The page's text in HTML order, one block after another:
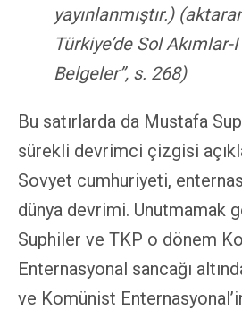
yayınlanmıştır.)
Türkiye’de Sol
Belgeler”, s. 268)
Bu satırlarda da Mustafa
sürekli devrimci çizgisi
Sovyet cumhuriyeti,
dünya devrimi. Unutmamak
Suphiler ve TKP o dönem
Enternasyonal sancağı
ve Komünist